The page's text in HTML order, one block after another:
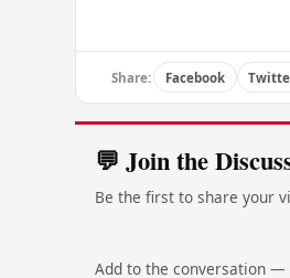
Share: Facebook
💬 Join the
Be the first to share your
Add to the conversation —